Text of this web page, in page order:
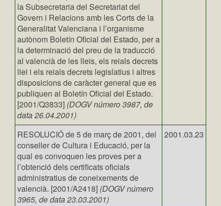
la Subsecretaria del Secretariat del
Govern i Relacions amb les Corts de la
Generalitat Valenciana i l’organisme
autònom Boletín Oficial del Estado, per a
la determinació del preu de la traducció
al valencià de les lleis, els reials decrets
llei i els reials decrets legislatius i altres
disposicions de caràcter general que es
publiquen al Boletín Oficial del Estado.
[2001/Q3833] (DOGV número 3987, de
data 26.04.2001)
RESOLUCIÓ de 5 de març de 2001, del
conseller de Cultura i Educació, per la
qual es convoquen les proves per a
l’obtenció dels certificats oficials
administratius de coneixements de
valencià. [2001/A2418] (DOGV número
3965, de data 23.03.2001)
2001.03.23